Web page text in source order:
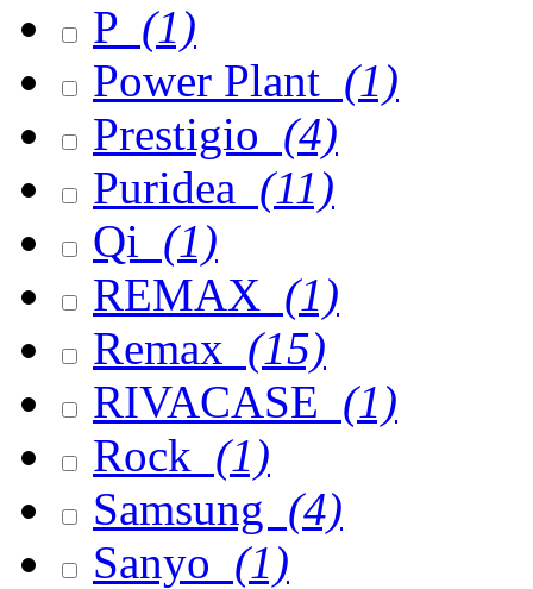
P (1)
Power Plant (1)
Prestigio (4)
Puridea (11)
Qi (1)
REMAX (1)
Remax (15)
RIVACASE (1)
Rock (1)
Samsung (4)
Sanyo (1)